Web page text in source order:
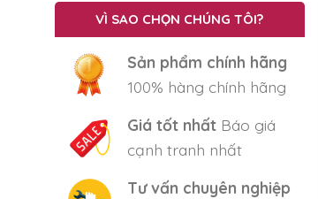
VÌ SAO CHỌN CHÚNG TÔI?
Sản phẩm chính hãng
100% hàng chính hãng
Giá tốt nhấtBáo giá
cạnh tranh nhất
Tư vấn chuyên nghiệp